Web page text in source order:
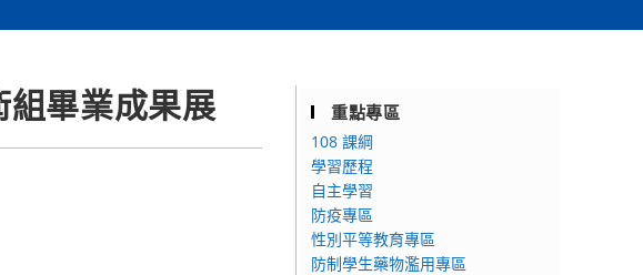
畢業成果展 重點專區
108 課綱
學習歷程
自主學習
防疫專區
性別平等教育專區
防制學生藥物濫用專區